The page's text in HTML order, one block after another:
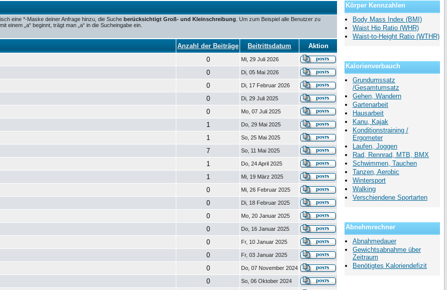
eine *-Maske deiner Anfrage hinzu, die Suche berücksichtigt Groß- und Kleinschreibung . Um zum Beispiel alle Benutzer zu
einem „a“ beginnt, trägt man „a“ in die Sucheingabe ein.
Anzahl der Beiträge Beitrittsdatum
Aktion
0 Mi, 29 Juli 2026
0 Di, 05 Mai 2026
0 Di, 17 Februar 2026
0 Di, 29 Juli 2025
0 Mo, 07 Juli 2025
1 Do, 29 Mai 2025
1 So, 25 Mai 2025
7 So, 11 Mai 2025
1 Do, 24 April 2025
1 Mi, 19 März 2025
0 Mi, 26 Februar 2025
0 Di, 18 Februar 2025
0 Mo, 20 Januar 2025
0 Do, 16 Januar 2025
0 Fr, 10 Januar 2025
0 Fr, 03 Januar 2025
0 Do, 07 November 2024
0 So, 06 Oktober 2024
Körper Kennzahlen
Body Mass Index (BMI)
Waist Hip Ratio (WHR)
Waist-to-Height Ratio (WTHR)
Kalorienverbauch
Grundumssatz
/Gesamtumsatz
Gehen, Wandern
Gartenarbeit
Hausarbeit
Kanu, Kajak
Konditionstraining /
Ergometer
Laufen, Joggen
Rad, Rennrad, MTB, BMX
Schwimmen, Tauchen
Tanzen, Aerobic
Wintersport
Walking
Verschiendene Sportarten
Abnehmrechner
Abnahmedauer
Gewichtsabnahme über
Zeitraum
Benötigtes Kaloriendefizit